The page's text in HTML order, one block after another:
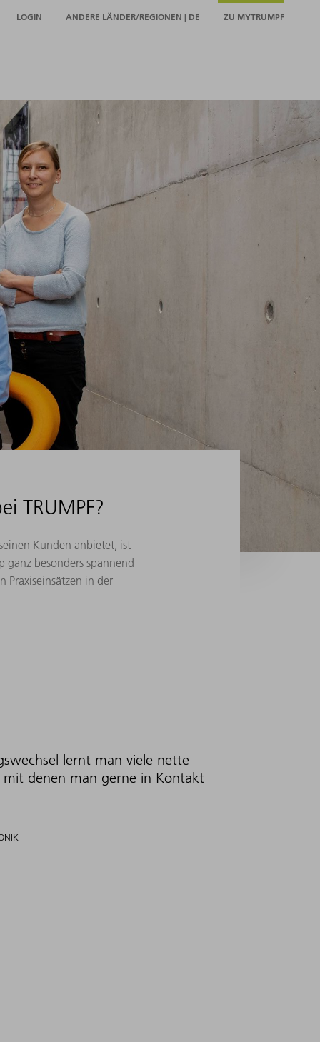
LOGIN ANDERE LÄNDER/REGIONEN | DE ZU MYTRUMPF
TRUMPF?
Kunden anbietet, ist
besonders spannend
Praxiseinsätzen in der
lernt man viele nette
mit denen man gerne in Kontakt